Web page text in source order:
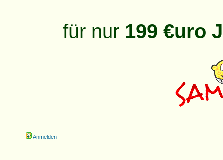
für nur 199 €uro
Anmelden